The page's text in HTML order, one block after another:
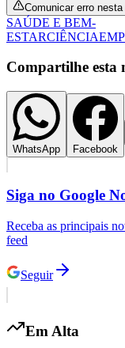
Comunicar erro
SAÚDE E BEM-
ESTARCIÊNCIA
Compartilhe esta
WhatsApp Facebook
Siga no Google
Receba as principais
feed
Seguir
Em Alta